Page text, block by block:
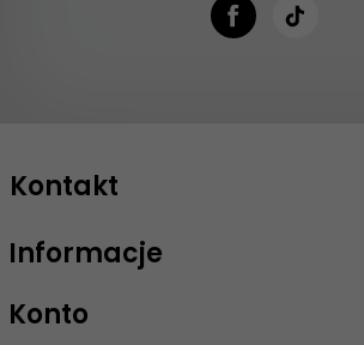
Kontakt
+48 503 747 208
Informacje
Konto